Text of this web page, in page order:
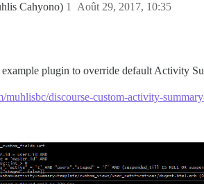
Cahyono) Août 29, 2017, 10:35
1
example plugin to override default Activity
muhlisbc/discourse-custom-activity-